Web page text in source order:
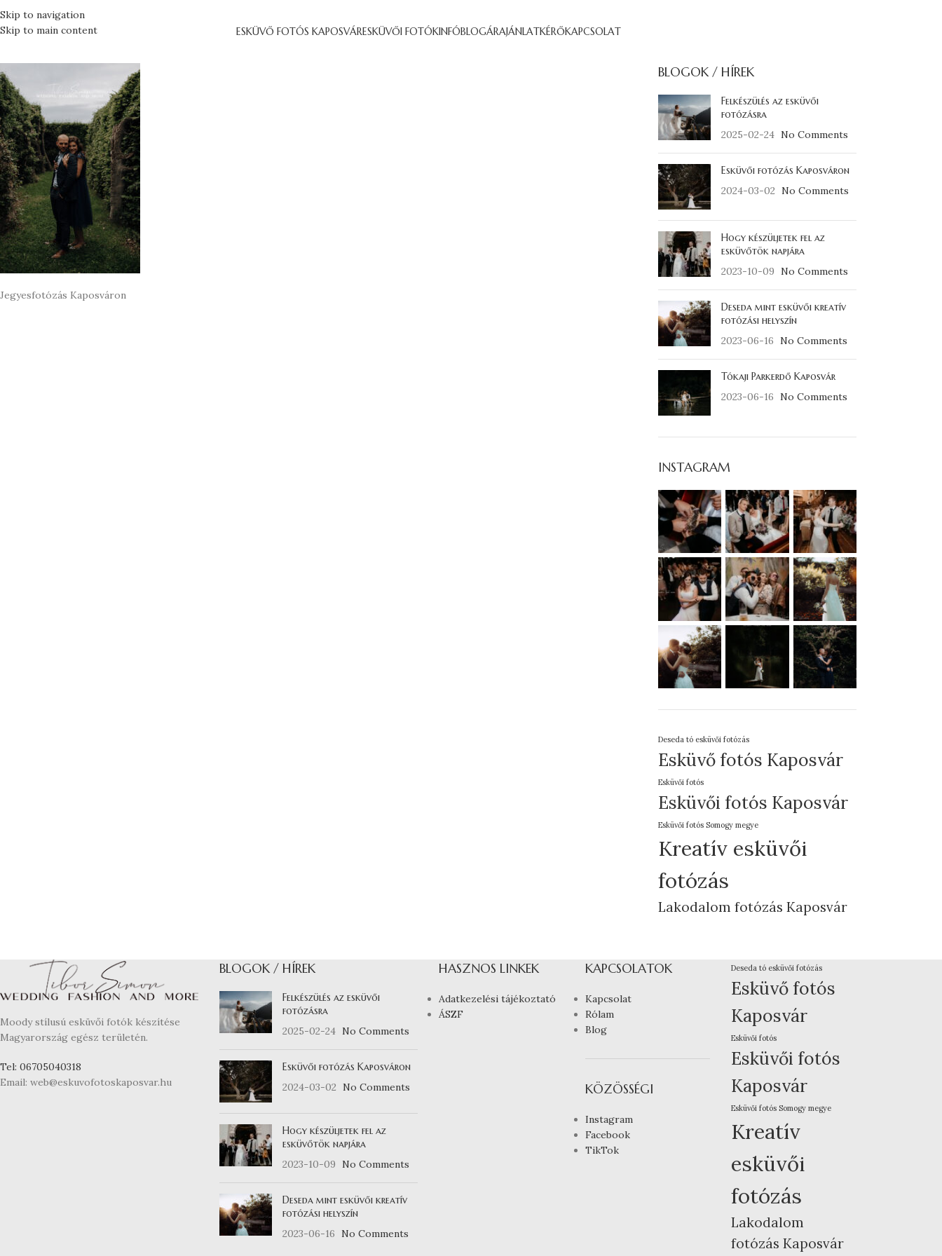
Skip to navigation
Skip to main content
ESKÜVŐ FOTÓS KAPOSVÁRESKÜVŐI FOTÓKINFÓBLOGÁRAJÁNLATKÉRŐKAPCSOLAT
Jegyesfotózás Kaposváron
BLOGOK / HÍREK
Felkészülés az esküvői
fotózásra
2025-02-24 No Comments
Esküvői fotózás Kaposváron
2024-03-02 No Comments
Hogy készüljetek fel az
esküvőtök napjára
2023-10-09 No Comments
Deseda mint esküvői kreatív
fotózási helyszín
2023-06-16 No Comments
Tókaji Parkerdő Kaposvár
2023-06-16 No Comments
INSTAGRAM
Deseda tó esküvői fotózás
Esküvő fotós Kaposvár
Esküvői fotós
Esküvői fotós Kaposvár
Esküvői fotós Somogy megye
Kreatív esküvői
fotózás
Lakodalom fotózás Kaposvár
Moody stílusú esküvői fotók készítése
Magyarország egész területén.
Tel: 06705040318
Email: web@eskuvofotoskaposvar.hu
BLOGOK / HÍREK
Felkészülés az esküvői
fotózásra
2025-02-24 No Comments
Esküvői fotózás Kaposváron
2024-03-02
No Comments
Hogy készüljetek fel az
esküvőtök napjára
2023-10-09
No Comments
Deseda mint esküvői kreatív
fotózási helyszín
2023-06-16
No Comments
HASZNOS LINKEK
Adatkezelési tájékoztató
ÁSZF
KAPCSOLATOK
Kapcsolat
Rólam
Blog
KÖZÖSSÉGI
Instagram
Facebook
TikTok
Deseda tó esküvői fotózás
Esküvő fotós
Kaposvár
Esküvői fotós
Esküvői fotós
Kaposvár
Esküvői fotós Somogy megye
Kreatív
esküvői
fotózás
Lakodalom
fotózás Kaposvár